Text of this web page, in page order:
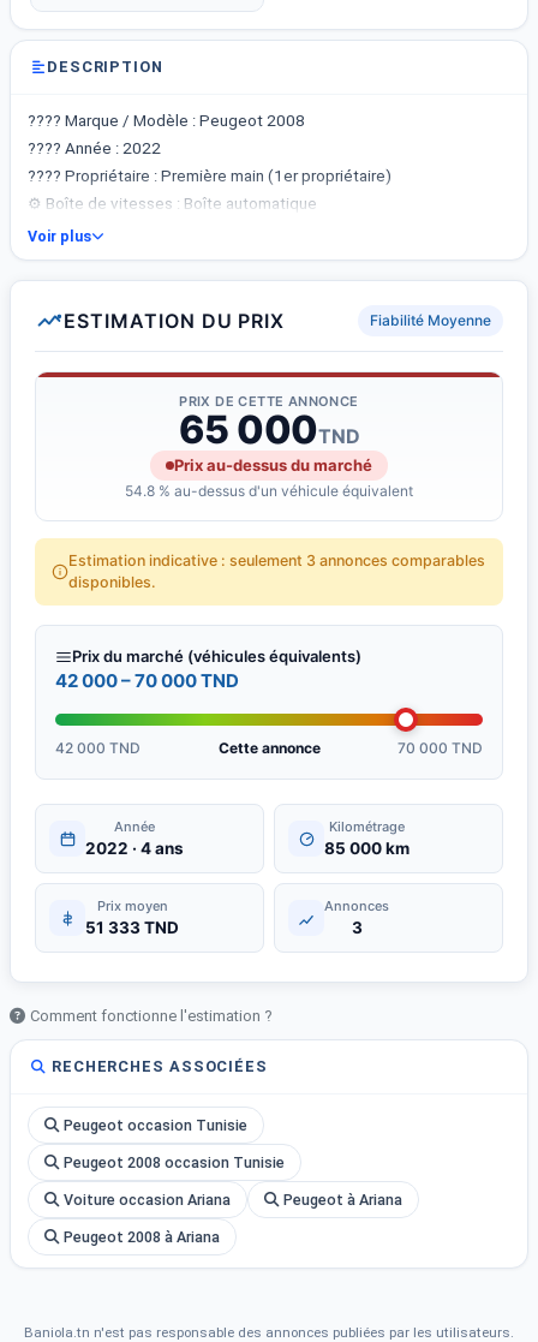
DESCRIPTION
???? Marque / Modèle : Peugeot 2008
???? Année : 2022
???? Propriétaire : Première main (1er propriétaire)
⚙️ Boîte de vitesses : Boîte automatique
⛽ Carburant : Essence
???? Kilométrage : 85 000 km
Voir plus
ESTIMATION DU PRIX Fiabilité Moyenne
PRIX DE CETTE ANNONCE
65 000TND
Prix au-dessus du marché
54.8 % au-dessus d'un véhicule équivalent
Estimation indicative : seulement 3 annonces comparables
disponibles.
Prix du marché (véhicules équivalents)
42 000 – 70 000 TND
42 000 TND Cette annonce 70 000 TND
Année
2022 · 4 ans
Kilométrage
85 000 km
Prix moyen
51 333 TND
Annonces
3
Comment fonctionne l'estimation ?
RECHERCHES ASSOCIÉES
Peugeot occasion Tunisie
Peugeot 2008 occasion Tunisie
Voiture occasion Ariana Peugeot à Ariana
Peugeot 2008 à Ariana
Baniola.tn n'est pas responsable des annonces publiées par les utilisateurs.